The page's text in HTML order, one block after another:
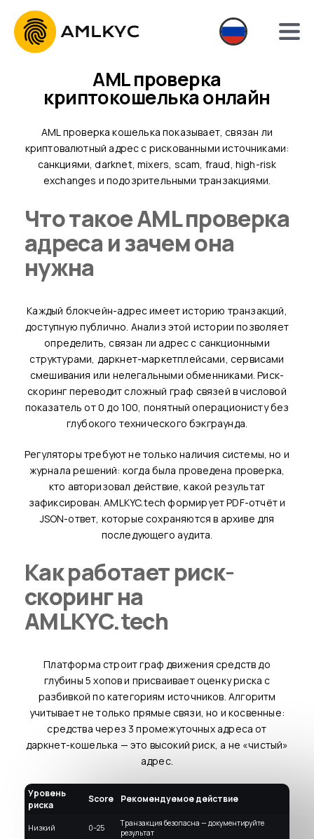
AML проверка
криптокошелька онлайн
AML проверка кошелька показывает, связан ли
криптовалютный адрес с рискованными источниками:
санкциями, darknet, mixers, scam, fraud, high-risk
exchanges и подозрительными транзакциями.
Что такое AML проверка
адреса и зачем она
нужна
Каждый блокчейн-адрес имеет историю транзакций,
доступную публично. Анализ этой истории позволяет
определить, связан ли адрес с санкционными
структурами, даркнет-маркетплейсами, сервисами
смешивания или нелегальными обменниками. Риск-
скоринг переводит сложный граф связей в числовой
показатель от 0 до 100, понятный операционисту без
глубокого технического бэкграунда.
Регуляторы требуют не только наличия системы, но и
журнала решений: когда была проведена проверка,
кто авторизовал действие, какой результат
зафиксирован. AMLKYC.tech формирует PDF-отчёт и
JSON-ответ, которые сохраняются в архиве для
последующего аудита.
Как работает риск-
скоринг на
AMLKYC.tech
Платформа строит граф движения средств до
глубины 5 хопов и присваивает оценку риска с
разбивкой по категориям источников. Алгоритм
учитывает не только прямые связи, но и косвенные:
средства через 3 промежуточных адреса от
даркнет-кошелька — это высокий риск, а не «чистый»
адрес.
Уровень
риска
Score Рекомендуемое действие
Низкий 0–25
Транзакция безопасна — документируйте
результат